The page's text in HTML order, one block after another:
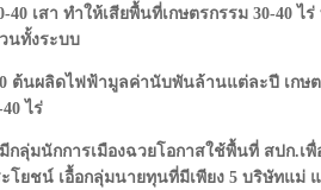
40 เสา ทำให้เสียพื้นที่เกษตรกรรม 30-40
นทั้งระบบ
ต้นผลิดไฟฟ้ามูลค่านับพันล้านแต่ละปี เกษ
ไร่
กลุ่มนักการเมืองฉวยโอกาสใช้พื้นที่ สปก.เ
โยชน์ เอื้อกลุ่มนายทุนที่มีเพียง 5 บริษัทแ